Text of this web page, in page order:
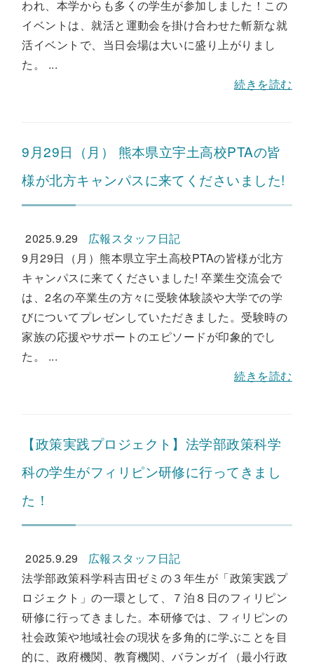
われ、本学からも多くの学生が参加しました！この
イベントは、就活と運動会を掛け合わせた斬新な就
活イベントで、当日会場は大いに盛り上がりまし
た。 ...
続きを読む
9月29日（月） 熊本県立宇土高校PTAの皆
様が北方キャンパスに来てくださいました!
2025.9.29
広報スタッフ日記
9月29日（月）熊本県立宇土高校PTAの皆様が北方
キャンパスに来てくださいました! 卒業生交流会で
は、2名の卒業生の方々に受験体験談や大学での学
びについてプレゼンしていただきました。受験時の
家族の応援やサポートのエピソードが印象的でし
た。 ...
続きを読む
【政策実践プロジェクト】法学部政策科学
科の学生がフィリピン研修に行ってきまし
た！
2025.9.29
広報スタッフ日記
法学部政策科学科吉田ゼミの３年生が「政策実践プ
ロジェクト」の一環として、７泊８日のフィリピン
研修に行ってきました。本研修では、フィリピンの
社会政策や地域社会の現状を多角的に学ぶことを目
的に、政府機関、教育機関、バランガイ（最小行政